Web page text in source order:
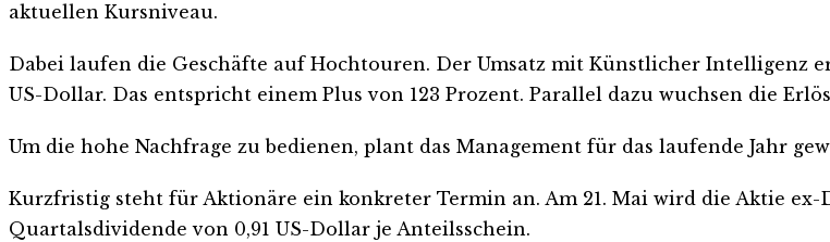
aktuellen Kursniveau.
Dabei laufen die Geschäfte auf Hochtouren. Der Umsatz mit Künstlicher Intelligenz
US-Dollar. Das entspricht einem Plus von 123 Prozent. Parallel dazu wuchsen die
Um die hohe Nachfrage zu bedienen, plant das Management für das laufende Jahr
Kurzfristig steht für Aktionäre ein konkreter Termin an. Am 21. Mai wird die Aktie
Quartalsdividende von 0,91 US-Dollar je Anteilsschein.